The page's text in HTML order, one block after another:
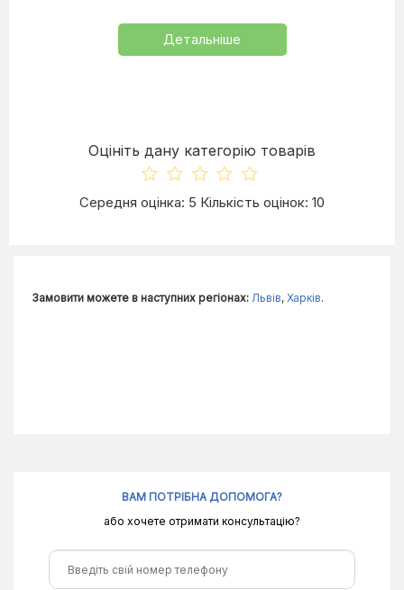
Детальніше
Оцініть дану категорію товарів
Середня оцінка: 5 Кількість оцінок: 10
Замовити можете в наступних регіонах: Львів, Харків.
ВАМ ПОТРІБНА ДОПОМОГА?
або хочете отримати консультацію?